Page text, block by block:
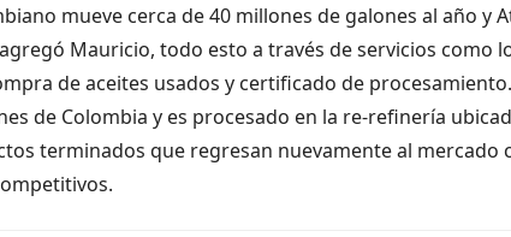
mueve cerca de 40 millones de galones al año y
Mauricio, todo esto a través de servicios como
de aceites usados y certificado de
de Colombia y es procesado en la re-refinería
terminados que regresan nuevamente al mercado